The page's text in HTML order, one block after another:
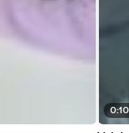
0:10